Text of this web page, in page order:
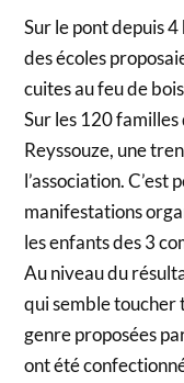
Sur le pont depuis
des écoles
cuites au feu de
Sur les 120
Reyssouze, une
l’association. C’est
manifestations
les enfants des 3
Au niveau du
qui semble toucher
genre proposées
ont été